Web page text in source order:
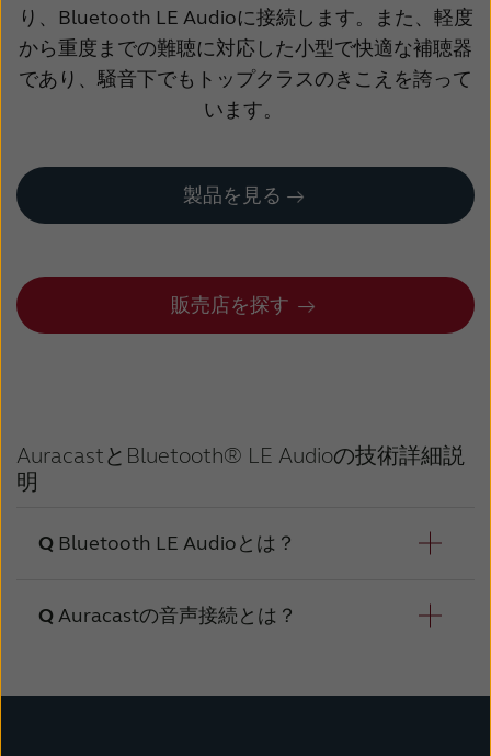
り、Bluetooth LE Audioに接続します。また、軽度
から重度までの難聴に対応した小型で快適な補聴器
であり、騒音下でもトップクラスのきこえを誇って
います。
製品を見る
販売店を探す
AuracastとBluetooth® LE Audioの技術詳細説
明
Bluetooth LE Audioとは？
信するための新しい規格です。
Auracastの音声接続とは？